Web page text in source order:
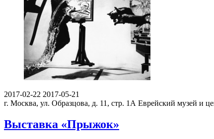
2017-02-22 2017-05-21
г. Москва, ул. Образцова, д. 11, стр. 1А Еврейский музей и
Выставка «Прыжок»